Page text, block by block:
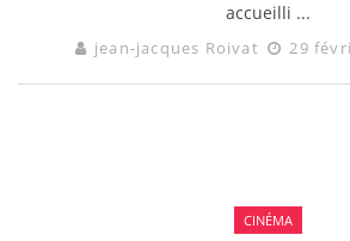
accueilli ...
jean-jacques Roivat 29
CINÉMA